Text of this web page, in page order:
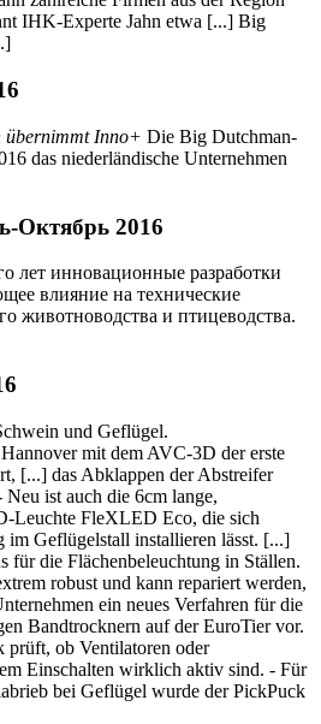
IHK-Experte Jahn etwa [...] Big
übernimmt Inno+ Die Big Dutchman-
das niederländische Unternehmen
Октябрь 2016
лет инновационные разработки
влияние на технические
животноводства и птицеводства.
und Geflügel.
mit dem AVC-3D der erste
[...] das Abklappen der Abstreifer
ist auch die 6cm lange,
Leuchte FleXLED Eco, die sich
im Geflügelstall installieren lässt. [...]
für die Flächenbeleuchtung in Ställen.
robust und kann repariert werden,
ein neues Verfahren für die
Bandtrocknern auf der EuroTier vor.
prüft, ob Ventilatoren oder
Einschalten wirklich aktiv sind. - Für
bei Geflügel wurde der PickPuck